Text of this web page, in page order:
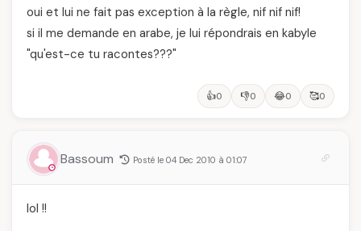
oui et lui ne fait pas exception à la règle, nif nif nif!
si il me demande en arabe, je lui répondrais en kabyle
"qu'est-ce tu racontes???"
👍0 👎0 😂0 🥰0
Bassoum Posté le 04 Dec 2010 à 01:07
lol !!